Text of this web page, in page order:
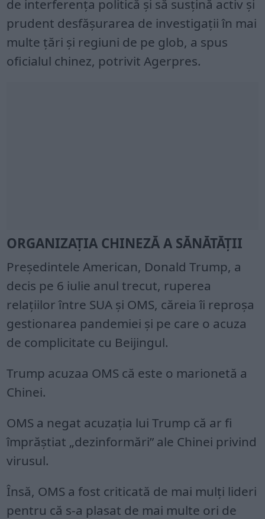
de interferenţa politică şi să susţină activ şi
prudent desfăşurarea de investigaţii în mai
multe ţări şi regiuni de pe glob, a spus
oficialul chinez, potrivit Agerpres.
ORGANIZAȚIA CHINEZĂ A SĂNĂTĂȚII
Preşedintele American, Donald Trump, a
decis pe 6 iulie anul trecut, ruperea
relaţiilor între SUA şi OMS, căreia îi reproşa
gestionarea pandemiei şi pe care o acuza
de complicitate cu Beijingul.
Trump acuzaa OMS că este o marionetă a
Chinei.
OMS a negat acuzația lui Trump că ar fi
împrăștiat „dezinformări” ale Chinei privind
virusul.
Însă, OMS a fost criticată de mai mulți lideri
pentru că s-a plasat de mai multe ori de